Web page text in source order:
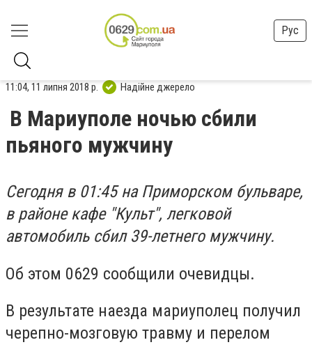
Рус
11:04, 11 липня 2018 р. Надійне джерело
В Мариуполе ночью сбили
пьяного мужчину
Сегодня в 01:45 на Приморском бульваре,
в районе кафе "Культ", легковой
автомобиль сбил 39-летнего мужчину.
Об этом 0629 сообщили очевидцы.
В результате наезда мариуполец получил
черепно-мозговую травму и перелом